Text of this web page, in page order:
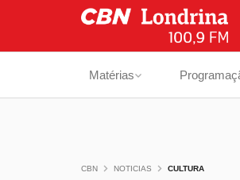
Matérias
CBN NOTICIAS CULTURA